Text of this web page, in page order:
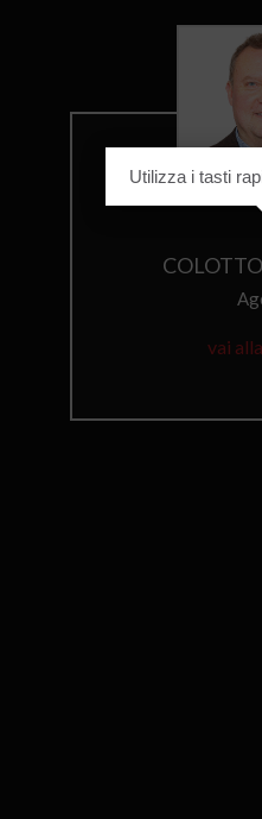
vai
Utilizza i tasti